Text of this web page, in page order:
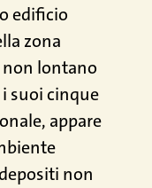
edificio
zona
lontano
suoi cinque
appare
non